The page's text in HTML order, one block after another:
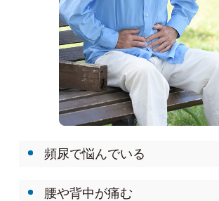
頻尿で悩んでいる
腰や背中が痛む